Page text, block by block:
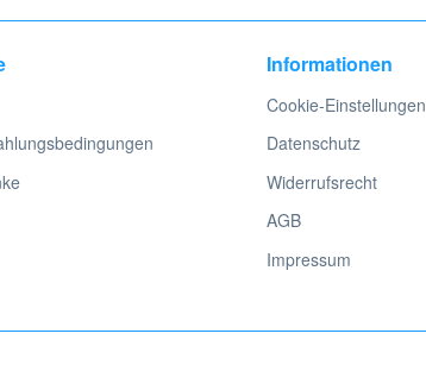
Informationen
Cookie-Einstellungen
Datenschutz
Widerrufsrecht
AGB
Impressum